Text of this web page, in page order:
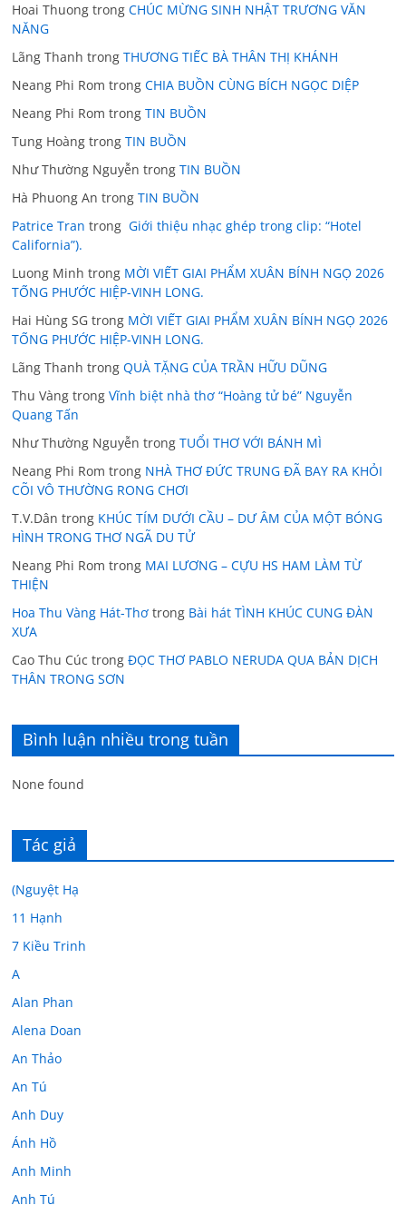
Hoai Thuong trongCHÚC MỪNG SINH NHẬT TRƯƠNG VĂN
NĂNG
Lãng Thanh trongTHƯƠNG TIẾC BÀ THÂN THỊ KHÁNH
Neang Phi Rom trongCHIA BUỒN CÙNG BÍCH NGỌC DIỆP
Neang Phi Rom trongTIN BUỒN
Tung Hoàng trongTIN BUỒN
Như Thường Nguyễn trongTIN BUỒN
Hà Phuong An trongTIN BUỒN
Patrice Tran trong Giới thiệu nhạc ghép trong clip: “Hotel
California”).
Luong Minh trong MỜI VIẾT GIAI PHẨM XUÂN BÍNH NGỌ 2026
TỐNG PHƯỚC HIỆP-VINH LONG.
Hai Hùng SG trong MỜI VIẾT GIAI PHẨM XUÂN BÍNH NGỌ 2026
TỐNG PHƯỚC HIỆP-VINH LONG.
Lãng Thanh trongQUÀ TẶNG CỦA TRẦN HỮU DŨNG
Thu Vàng trongVĩnh biệt nhà thơ “Hoàng tử bé” Nguyễn
Quang Tấn
Như Thường Nguyễn trongTUỔI THƠ VỚI BÁNH MÌ
Neang Phi Rom trong NHÀ THƠ ĐỨC TRUNG ĐÃ BAY RA KHỎI
CÕI VÔ THƯỜNG RONG CHƠI
T.V.Dân trong KHÚC TÍM DƯỚI CẦU – DƯ ÂM CỦA MỘT BÓNG
HÌNH TRONG THƠ NGÃ DU TỬ
Neang Phi Rom trong MAI LƯƠNG – CỰU HS HAM LÀM TỪ
THIỆN
Hoa Thu Vàng Hát-Thơ trong Bài hát TÌNH KHÚC CUNG ĐÀN
XƯA
Cao Thu Cúc trongĐỌC THƠ PABLO NERUDA QUA BẢN DỊCH
THÂN TRONG SƠN
Bình luận nhiều trong tuần
None found
Tác giả
(Nguyệt Hạ
11 Hạnh
7 Kiều Trinh
A
Alan Phan
Alena Doan
An Thảo
An Tú
Anh Duy
Ánh Hồ
Anh Minh
Anh Tú